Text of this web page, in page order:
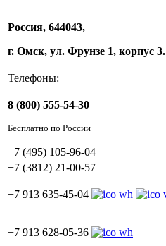
Россия, 644043,
г. Омск, ул. Фрунзе 1, корпус 3.
Телефоны:
8 (800) 555-54-30
Бесплатно по России
+7 (495) 105-96-04
+7 (3812) 21-00-57
+7 913 635-45-04
+7 913 628-05-36